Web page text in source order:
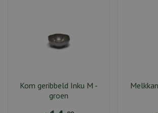
Kom geribbeld Inku M -
groen